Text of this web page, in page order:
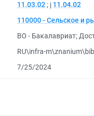
11.03.02 ;
11.04.02
110000 - Сельское и
ВО - Бакалавриат;
RU\infra-
7/25/2024